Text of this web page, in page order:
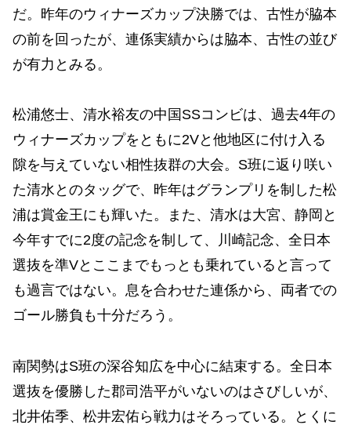
だ。昨年のウィナーズカップ決勝では、古性が脇本
の前を回ったが、連係実績からは脇本、古性の並び
が有力とみる。
松浦悠士、清水裕友の中国SSコンビは、過去4年の
ウィナーズカップをともに2Vと他地区に付け入る
隙を与えていない相性抜群の大会。S班に返り咲い
た清水とのタッグで、昨年はグランプリを制した松
浦は賞金王にも輝いた。また、清水は大宮、静岡と
今年すでに2度の記念を制して、川崎記念、全日本
選抜を準Vとここまでもっとも乗れていると言って
も過言ではない。息を合わせた連係から、両者での
ゴール勝負も十分だろう。
南関勢はS班の深谷知広を中心に結束する。全日本
選抜を優勝した郡司浩平がいないのはさびしいが、
北井佑季、松井宏佑ら戦力はそろっている。とくに